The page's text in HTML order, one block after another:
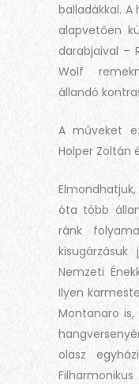
balladákkal.
alapvetően
darabjaival –
Wolf
állandó
A műveket
Holper Zoltán
óta több
ránk
Nemzeti
Ilyen
Montanaro
olasz